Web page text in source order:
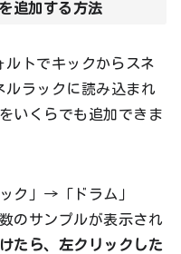
追加する方法
トでキックからスネ
ルラックに読み込まれ
いくらでも追加できま
ク」→「ドラム」
のサンプルが表示され
たら、左クリックした